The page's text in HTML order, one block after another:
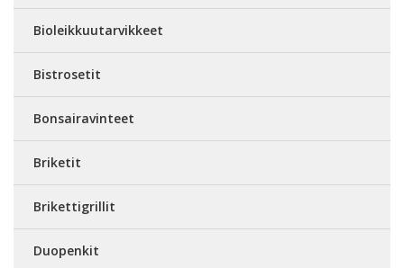
Bioleikkuutarvikkeet
Bistrosetit
Bonsairavinteet
Briketit
Brikettigrillit
Duopenkit